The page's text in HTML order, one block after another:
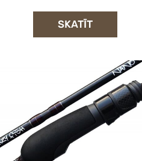
SKATĪT